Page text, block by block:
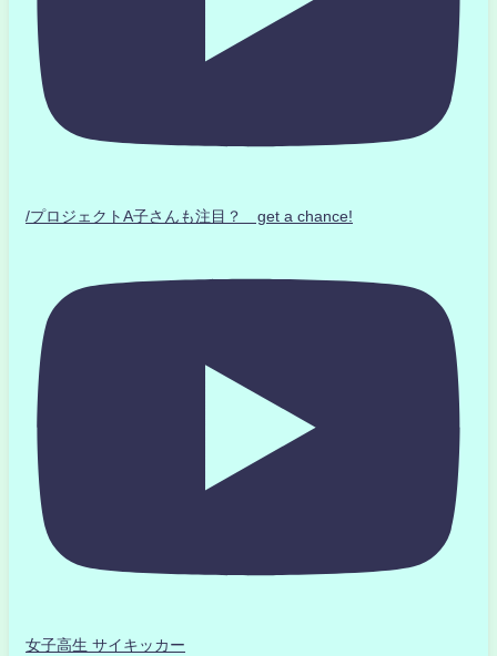
/プロジェクトA子さんも注目？ get a chance!
女子高生 サイキッカー